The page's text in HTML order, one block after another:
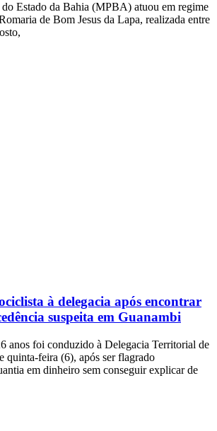
Estado da Bahia (MPBA) atuou em regime
de Bom Jesus da Lapa, realizada entre
à delegacia após encontrar
suspeita em Guanambi
anos foi conduzido à Delegacia Territorial de
quinta-feira (6), após ser flagrado
em dinheiro sem conseguir explicar de